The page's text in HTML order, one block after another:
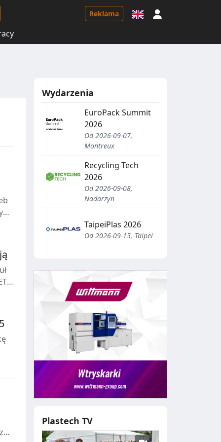
Reklama
Wydarzenia
EuroPack Summit
2026
Od 2026-09-07,
Montreux
Recycling Tech
2026
Od 2026-09-08,
Nadarzyn
TaipeiPlas 2026
Od 2026-09-15, Taipei
Plastech TV